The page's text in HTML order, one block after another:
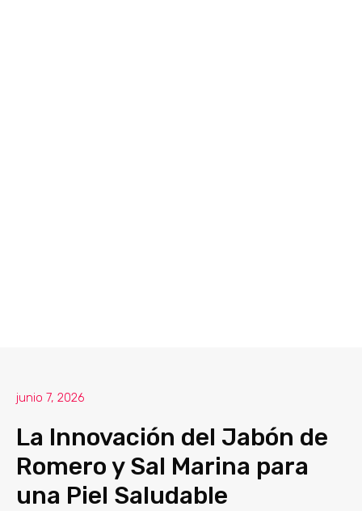
junio 7, 2026
La Innovación del Jabón de
Romero y Sal Marina para
una Piel Saludable